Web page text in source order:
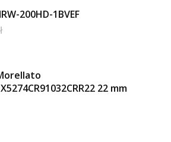
200HD-1BVEF
22 mm